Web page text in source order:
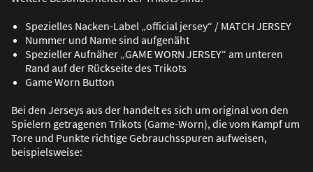
Spezielles Nacken-Label „official jersey“ / MATCH JERSEY
Nummer und Name sind aufgenäht
Spezieller Aufnäher „GAME WORN JERSEY“ am unteren
Rand auf der Rückseite des Trikots
Game Worn Button
Bei den Jerseys aus der handelt es sich um original von den
Spielern getragenen Trikots (Game-Worn), die vom Kampf um
Tore und Punkte richtige Gebrauchsspuren aufweisen,
beispielsweise: